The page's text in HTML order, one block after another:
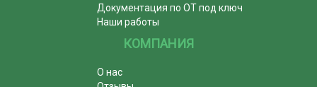
Документация по ОТ под ключ
Наши работы
КОМПАНИЯ
О нас